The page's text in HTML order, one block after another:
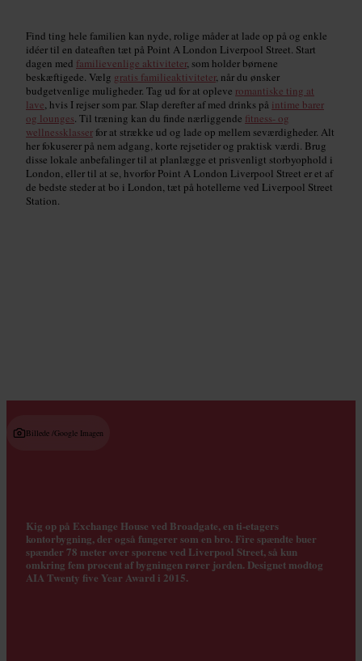
Find ting hele familien kan nyde, rolige måder at lade op på og enkle
idéer til en dateaften tæt på Point A London Liverpool Street. Start
dagen med familievenlige aktiviteter, som holder børnene
beskæftigede. Vælg gratis familieaktiviteter, når du ønsker
budgetvenlige muligheder. Tag ud for at opleve romantiske ting at
lave , hvis I rejser som par. Slap derefter af med drinks på intime barer
og lounges . Til træning kan du finde nærliggende fitness- og
wellnessklasser for at strække ud og lade op mellem seværdigheder. Alt
her fokuserer på nem adgang, korte rejsetider og praktisk værdi. Brug
disse lokale anbefalinger til at planlægge et prisvenligt storbyophold i
London, eller til at se, hvorfor Point A London Liverpool Street er et af
de bedste steder at bo i London, tæt på hotellerne ved Liverpool Street
Station.
Billede /Google Imagen
Kig op på Exchange House ved Broadgate, en ti-etagers
kontorbygning, der også fungerer som en bro. Fire spændte buer
spænder 78 meter over sporene ved Liverpool Street, så kun
omkring fem procent af bygningen rører jorden. Designet modtog
AIA Twenty five Year Award i 2015.